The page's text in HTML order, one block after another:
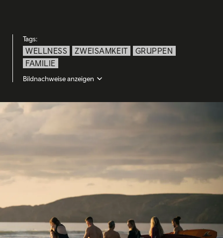
Tags:
WELLNESS ZWEISAMKEIT
GRUPPEN
FAMILIE
Bildnachweise anzeigen